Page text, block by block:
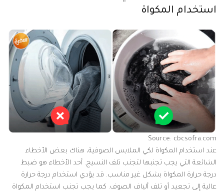
استخدام المكواة
Source: cbcsofra.com
عند استخدام المكواة لكي الملابس الصوفية، هناك بعض الأخطاء
الشائعة التي يجب تجنبها لتجنب تلف النسيج. أحد الأخطاء هو ضبط
درجة حرارة المكواة بشكل غير مناسب. قد يؤدي استخدام درجة حرارة
عالية إلى تجعيد أو تلف ألياف الصوف. كما يجب تجنب استخدام المكواة